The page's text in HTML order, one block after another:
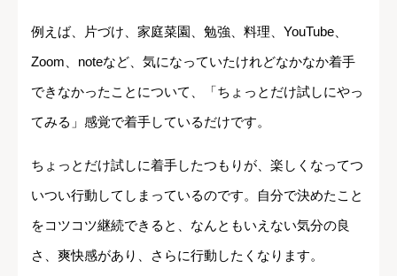
例えば、片づけ、家庭菜園、勉強、料理、YouTube、
Zoom、noteなど、気になっていたけれどなかなか着手
できなかったことについて、「ちょっとだけ試しにやっ
てみる」感覚で着手しているだけです。
ちょっとだけ試しに着手したつもりが、楽しくなってつ
いつい行動してしまっているのです。自分で決めたこと
をコツコツ継続できると、なんともいえない気分の良
さ、爽快感があり、さらに行動したくなります。